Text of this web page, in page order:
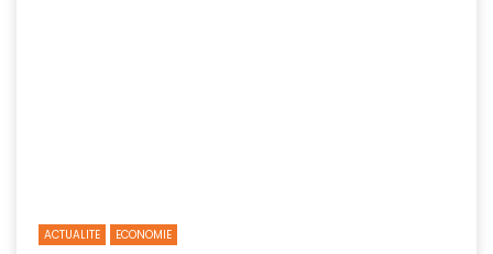
ACTUALITE ECONOMIE